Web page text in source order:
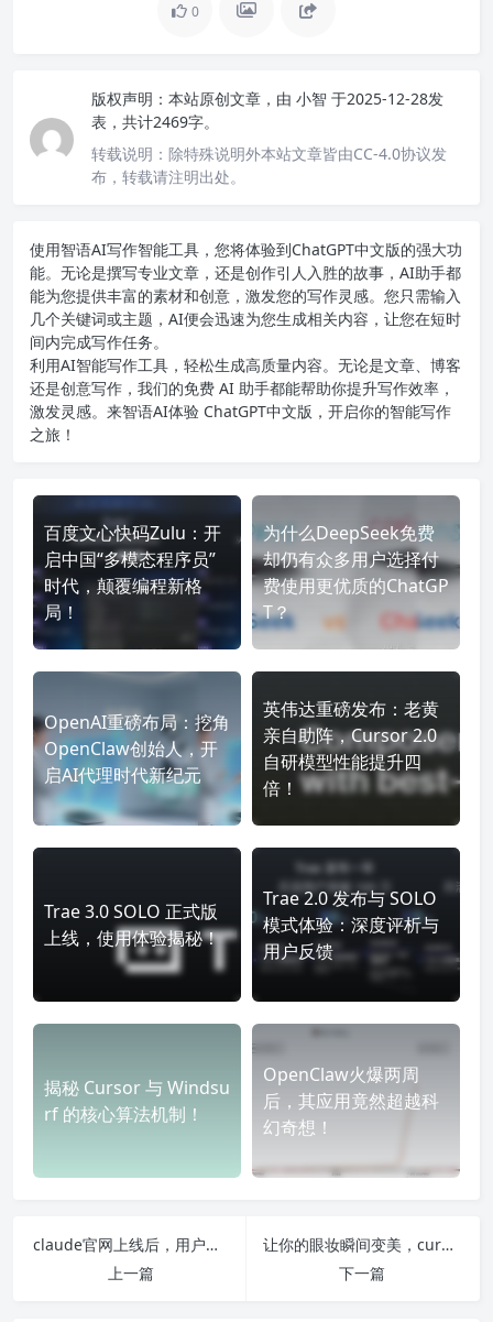
0
版权声明： 本站原创文章，由 小智 于2025-12-28发
表，共计2469字。
转载说明： 除特殊说明外本站文章皆由CC-4.0协议发
布，转载请注明出处。
使用智语AI写作智能工具，您将体验到ChatGPT中文版的强大功
能。无论是撰写专业文章，还是创作引人入胜的故事，AI助手都
能为您提供丰富的素材和创意，激发您的写作灵感。您只需输入
几个关键词或主题，AI便会迅速为您生成相关内容，让您在短时
间内完成写作任务。
利用AI智能写作工具，轻松生成高质量内容。无论是文章、博客
还是创意写作，我们的免费 AI 助手都能帮助你提升写作效率，
激发灵感。来智语AI体验 ChatGPT中文版 ，开启你的智能写作
之旅！
百度文心快码Zulu：开
启中国“多模态程序员”
时代，颠覆编程新格
局！
为什么DeepSeek免费
却仍有众多用户选择付
费使用更优质的ChatGP
T？
OpenAI重磅布局：挖角
OpenClaw创始人，开
启AI代理时代新纪元
英伟达重磅发布：老黄
亲自助阵，Cursor 2.0
自研模型性能提升四
倍！
Trae 3.0 SOLO 正式版
上线，使用体验揭秘！
Trae 2.0 发布与 SOLO
模式体验：深度评析与
用户反馈
揭秘 Cursor 与 Windsu
rf 的核心算法机制！
OpenClaw火爆两周
后，其应用竟然超越科
幻奇想！
claude官网上线后，用户体验和功能大幅提升，背后到底隐藏了哪些惊喜？
上一篇
让你的眼妆瞬间变美，cursor眼妆教程教你打造电眼妆容秘诀
下一篇